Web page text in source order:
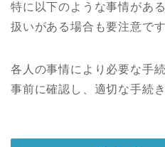
特に以下のような事情があ
扱いがある場合も要注意です
各人の事情により必要な手
事前に確認し、適切な手続